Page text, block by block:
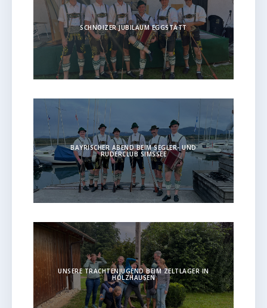
SCHNOIZER JUBILÄUM EGGSTÄTT
BAYRISCHER ABEND BEIM SEGLER- UND
RUDERCLUB SIMSSEE
UNSERE TRACHTENJUGEND BEIM ZELTLAGER IN
HOLZHAUSEN